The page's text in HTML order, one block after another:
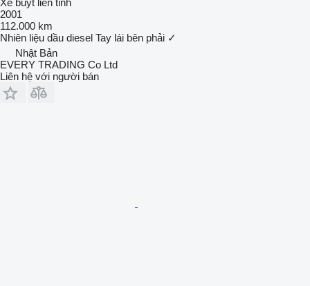
2001
112.000 km
Nhiên liệu dầu diesel Tay lái bên phải ✓
Nhật Bản
EVERY TRADING Co Ltd
Liên hệ với người bán